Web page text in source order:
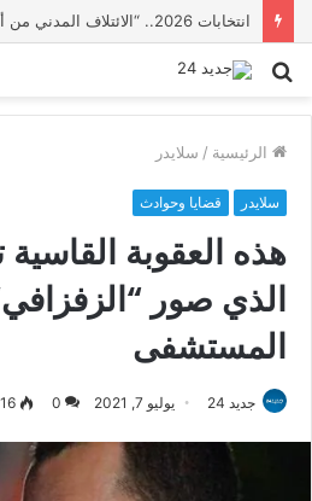
بحث
الرئيسية / سلايدر
سلايدر قضايا وحوادث
هذه العقوبة
الذي صور
المستشفى
جديد 24 يوليو 7, 2021 0
16